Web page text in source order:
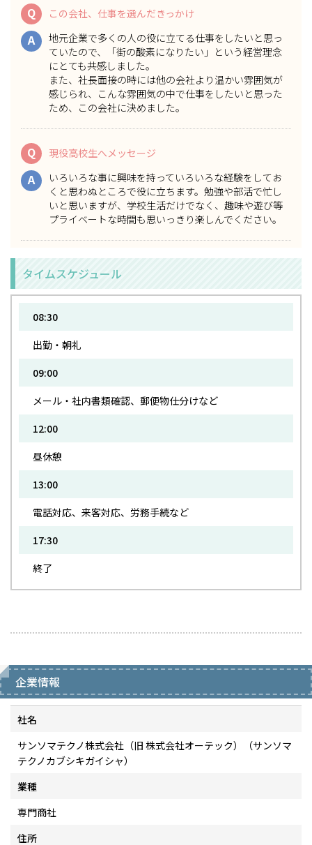
Q この会社、仕事を選んだきっかけ
A
地元企業で多くの人の役に立てる仕事をしたいと思っ
ていたので、「街の酸素になりたい」という経営理念
にとても共感しました。
また、社長面接の時には他の会社より温かい雰囲気が
感じられ、こんな雰囲気の中で仕事をしたいと思った
ため、この会社に決めました。
Q 現役高校生へメッセージ
A
いろいろな事に興味を持っていろいろな経験をしてお
くと思わぬところで役に立ちます。勉強や部活で忙し
いと思いますが、学校生活だけでなく、趣味や遊び等
プライベートな時間も思いっきり楽しんでください。
タイムスケジュール
08:30
出勤・朝礼
09:00
メール・社内書類確認、郵便物仕分けなど
12:00
昼休憩
13:00
電話対応、来客対応、労務手続など
17:30
終了
企業情報
社名
サンソマテクノ株式会社（旧 株式会社オーテック）（サンソマ
テクノカブシキガイシャ）
業種
専門商社
住所